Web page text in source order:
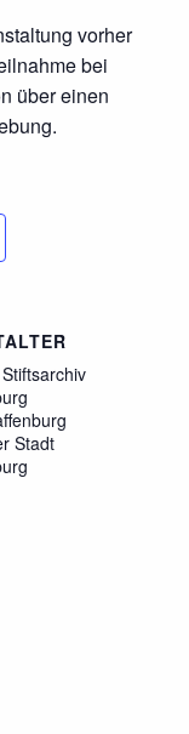
vorher
bei
über einen
Stadt